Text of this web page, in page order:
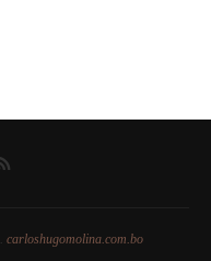
carloshugomolina.com.bo